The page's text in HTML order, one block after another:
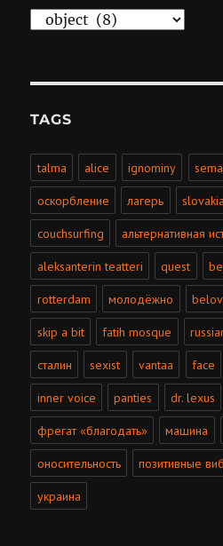
Categories
TAGS
talma alice ignominy
оскорбление лагерь slovakia
couchsurfing альтернативная
aleksanterin teatteri quest
rotterdam молодёжно
skip a bit fatih mosque
сталин sexist vantaa face
inner voice panties dr. lexus
фрегат «благодать» машина
оносительность позитивные
украина